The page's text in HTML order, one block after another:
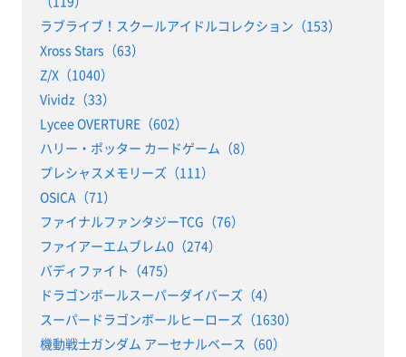
ラブライブ！スクールアイドルコレクション（153）
Xross Stars（63）
Z/X（1040）
Vividz（33）
Lycee OVERTURE（602）
ハリー・ポッター カードゲーム（8）
プレシャスメモリーズ（111）
OSICA（71）
ファイナルファンタジーTCG（76）
ファイアーエムブレム0（274）
バディファイト（475）
ドラゴンボールスーパーダイバーズ（4）
スーパードラゴンボールヒーローズ（1630）
機動戦士ガンダム アーセナルベース（60）